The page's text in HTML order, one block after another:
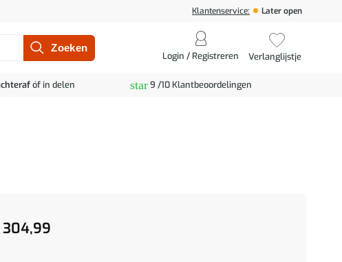
Klantenservice: Later open
Login / Registreren Verlanglijstje
óf in delen star9 /10 Klantbeoordelingen
304,99